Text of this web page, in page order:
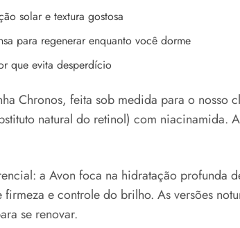
solar e textura gostosa
para regenerar enquanto você dorme
que evita desperdício
Chronos, feita sob medida para o nosso
natural do retinol) com niacinamida.
a Avon foca na hidratação profunda
e controle do brilho. As versões
se renovar.